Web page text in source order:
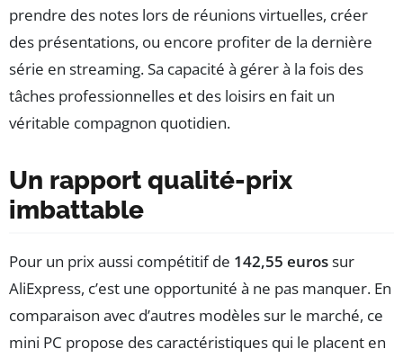
prendre des notes lors de réunions virtuelles, créer
des présentations, ou encore profiter de la dernière
série en streaming. Sa capacité à gérer à la fois des
tâches professionnelles et des loisirs en fait un
véritable compagnon quotidien.
Un rapport qualité-prix
imbattable
Pour un prix aussi compétitif de 142,55 eurossur
AliExpress, c’est une opportunité à ne pas manquer. En
comparaison avec d’autres modèles sur le marché, ce
mini PC propose des caractéristiques qui le placent en